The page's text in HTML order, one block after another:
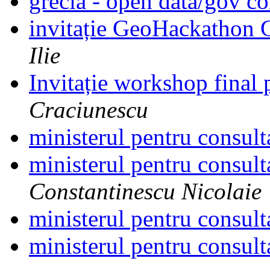
invitație GeoHackathon
Ilie
Invitație workshop final
Craciunescu
ministerul pentru
ministerul pentru
Constantinescu Nicolaie
ministerul pentru
ministerul pentru